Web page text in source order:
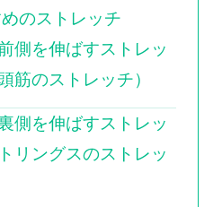
のストレッチ
側を伸ばすストレッ
筋のストレッチ）
側を伸ばすストレッ
リングスのストレッ